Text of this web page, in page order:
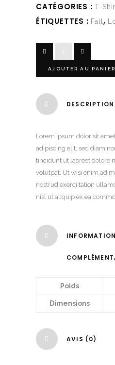
CATÉGORIES :T-
ÉTIQUETTES : Fall ,
AJOUTER AU PANIER
DESCRIPTION
Lorem ipsum dolor sit
adipiscing elit, sed diam
tincidunt ut laoreet dolore
volutpat. Ut wisi enim ad
nostrud exerci tation
nisl ut aliquip ex ea
Poids
Dimensions
AVIS (0)